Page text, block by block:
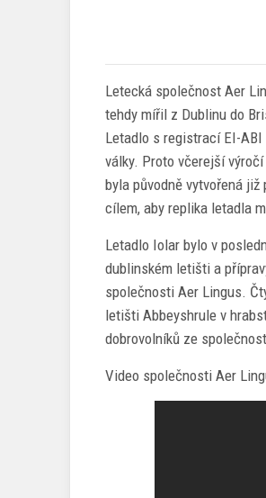
Letecká společnost Aer
tehdy mířil z Dublinu do
Letadlo s registrací EI-
války. Proto včerejší
byla původně vytvořená
cílem, aby replika letadla
Letadlo Iolar bylo v
dublinském letišti a
společnosti Aer Lingus.
letišti Abbeyshrule v
dobrovolníků ze
Video společnosti Aer